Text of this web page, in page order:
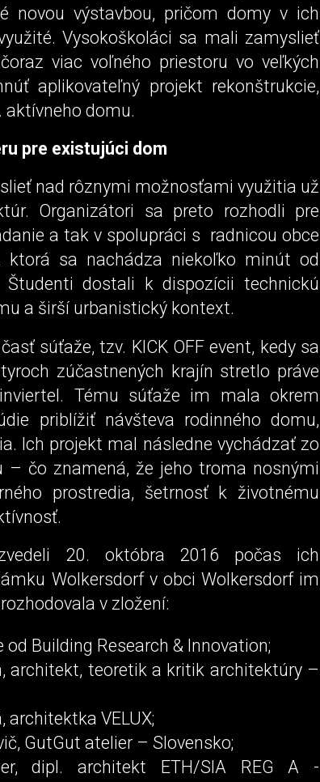
novou výstavbou, pričom domy v ich
Vysokoškoláci sa mali zamyslieť
viac voľného priestoru vo veľkých
aplikovateľný projekt rekonštrukcie,
aktívneho domu.
pre existujúci dom
nad rôznymi možnosťami využitia už
Organizátori sa preto rozhodli pre
a tak v spolupráci s radnicou obce
ktorá sa nachádza niekoľko minút od
dostali k dispozícii technickú
a širší urbanistický kontext.
súťaže, tzv. KICK OFF event, kedy sa
zúčastnených krajín stretlo práve
Tému súťaže im mala okrem
priblížiť návšteva rodinného domu,
Ich projekt mal následne vychádzať zo
– čo znamená, že jeho troma nosnými
prostredia, šetrnosť k životnému
20. októbra 2016 počas ich
Wolkersdorf v obci Wolkersdorf im
v zložení:
od Building Research & Innovation;
architekt, teoretik a kritik architektúry –
architektka VELUX;
GutGut atelier – Slovensko;
dipl. architekt ETH/SIA REG A -